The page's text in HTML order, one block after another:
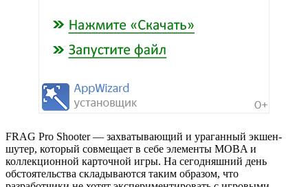
FRAG Pro Shooter — захватывающий и ураганный экшен-
шутер, который совмещает в себе элементы MOBA и
коллекционной карточной игры. На сегодняшний день
обстоятельства складываются таким образом, что